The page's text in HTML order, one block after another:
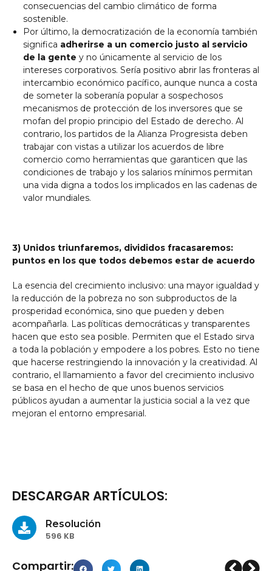
consecuencias del cambio climático de forma
sostenible.
Por último, la democratización de la economía también
significa adherirse a un comercio justo al servicio
de la gente y no únicamente al servicio de los
intereses corporativos. Sería positivo abrir las fronteras al
intercambio económico pacífico, aunque nunca a costa
de someter la soberanía popular a sospechosos
mecanismos de protección de los inversores que se
mofan del propio principio del Estado de derecho. Al
contrario, los partidos de la Alianza Progresista deben
trabajar con vistas a utilizar los acuerdos de libre
comercio como herramientas que garanticen que las
condiciones de trabajo y los salarios mínimos permitan
una vida digna a todos los implicados en las cadenas de
valor mundiales.
3) Unidos triunfaremos, divididos fracasaremos:
puntos en los que todos debemos estar de acuerdo
La esencia del crecimiento inclusivo: una mayor igualdad y
la reducción de la pobreza no son subproductos de la
prosperidad económica, sino que pueden y deben
acompañarla. Las políticas democráticas y transparentes
hacen que esto sea posible. Permiten que el Estado sirva
a toda la población y empodere a los pobres. Esto no tiene
que hacerse restringiendo la innovación y la creatividad. Al
contrario, el llamamiento a favor del crecimiento inclusivo
se basa en el hecho de que unos buenos servicios
públicos ayudan a aumentar la justicia social a la vez que
mejoran el entorno empresarial.
DESCARGAR ARTÍCULOS:
Resolución
596 KB
Compartir: